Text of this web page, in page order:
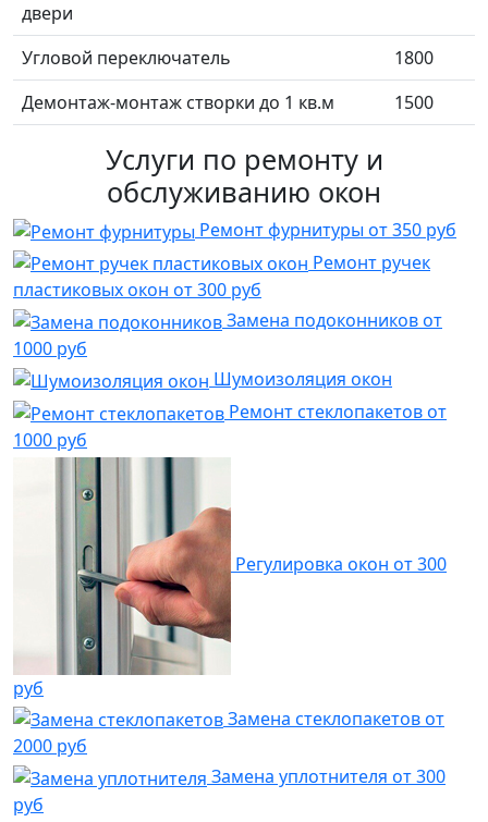
двери
Угловой переключатель
1800
Демонтаж-монтаж створки до 1 кв.м
1500
Услуги по ремонту и
обслуживанию окон
Ремонт фурнитуры от 350 руб
Ремонт ручек
пластиковых окон от 300 руб
Замена подоконниковот
1000 руб
Шумоизоляция окон
Ремонт стеклопакетовот
1000 руб
Регулировка окон от 300
руб
Замена стеклопакетовот
2000 руб
Замена уплотнителя от 300
руб